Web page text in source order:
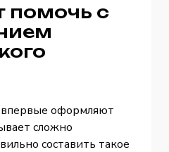
помочь с
оформляют
сложно
составить такое